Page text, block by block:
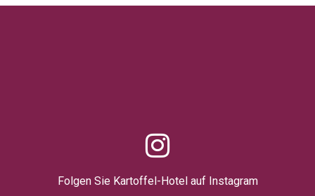
Folgen Sie Kartoffel-Hotel auf Instagram